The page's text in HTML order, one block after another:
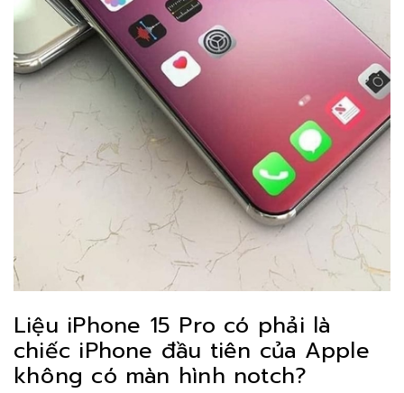
Liệu iPhone 15 Pro có phải là
chiếc iPhone đầu tiên của Apple
không có màn hình notch?